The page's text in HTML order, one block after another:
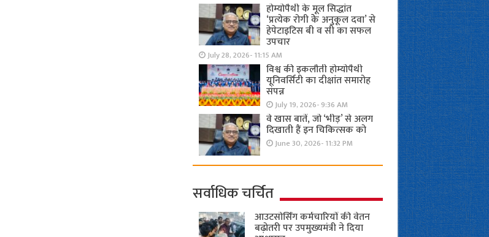
होम्योपैथी के मूल सिद्धांत
‘प्रत्येक रोगी केे अनुकूल दवा’ से
हेपेटाइटिस बी व सी का सफल
उपचार
July 28, 2026- 11:15 AM
विश्व की इकलौती होम्योपैथी
यूनिवर्सिटी का दीक्षांत समारोह
संपन्न
July 19, 2026- 9:36 AM
वे खास बातें, जो ‘भीड़’ से अलग
दिखाती हैं इन चिकित्सक को
June 30, 2026- 11:32 PM
सर्वाधिक चर्चित
आउटसोर्सिंग कर्मचारियों की वेतन
बढ़ोतरी पर उपमुख्यमंत्री ने दिया